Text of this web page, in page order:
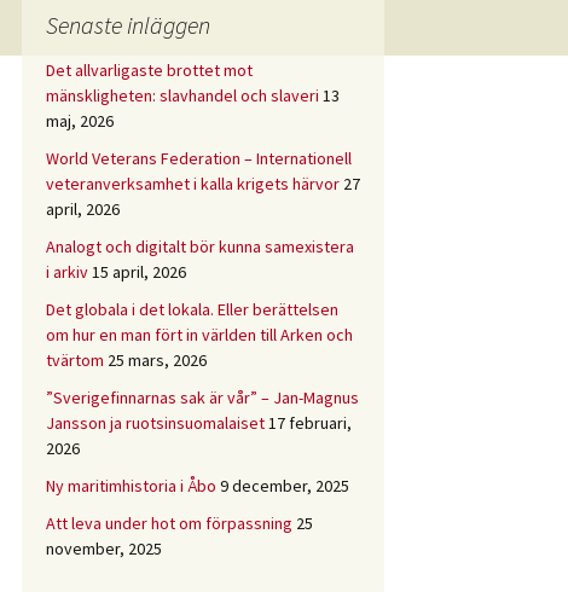
Senaste inläggen
Det allvarligaste brottet mot
mänskligheten: slavhandel och slaveri 13
maj, 2026
World Veterans Federation – Internationell
veteranverksamhet i kalla krigets härvor 27
april, 2026
Analogt och digitalt bör kunna samexistera
i arkiv15 april, 2026
Det globala i det lokala. Eller berättelsen
om hur en man fört in världen till Arken och
tvärtom 25 mars, 2026
”Sverigefinnarnas sak är vår” – Jan-Magnus
Jansson ja ruotsinsuomalaiset17 februari,
2026
Ny maritimhistoria i Åbo 9 december, 2025
Att leva under hot om förpassning 25
november, 2025